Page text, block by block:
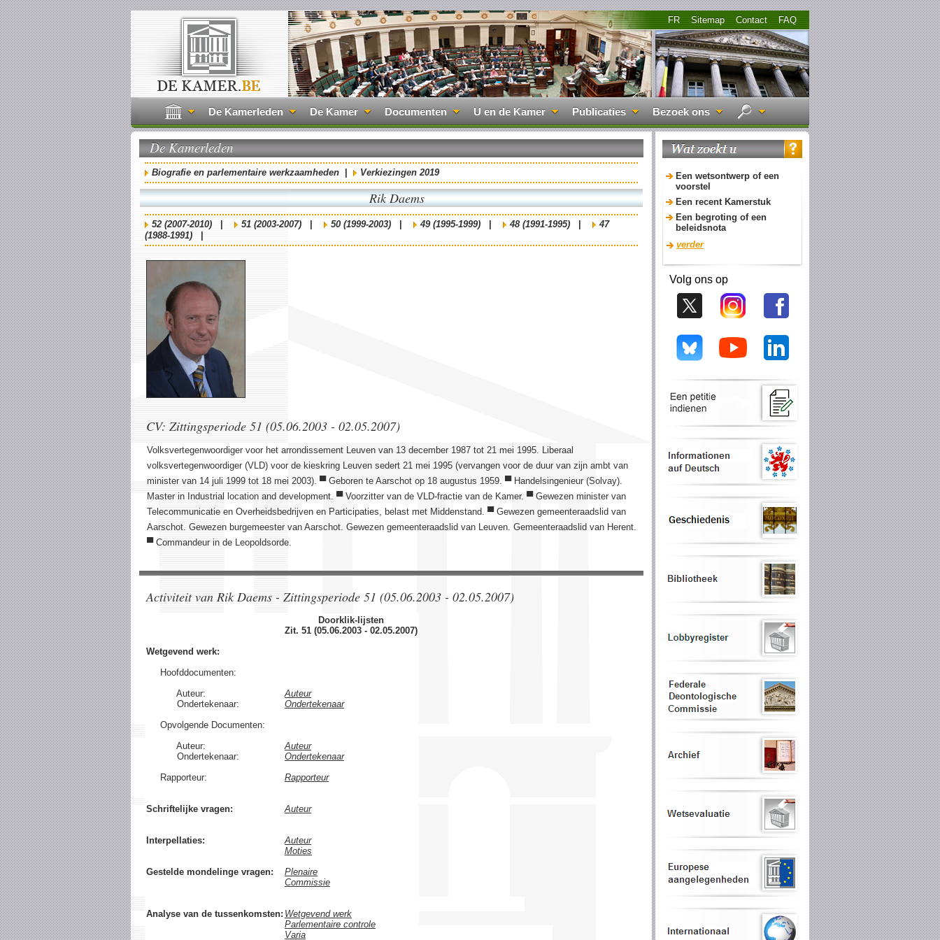
FAQ
Contact
Sitemap
FR
De Kamerleden De Kamer Documenten U en de Kamer Publicaties Bezoek ons
De Kamerleden
Biografie en parlementaire werkzaamheden Verkiezingen 2019
Rik Daems
52 (2007-2010) 51 (2003-2007) 50 (1999-2003) 49 (1995-1999) 48 (1991-1995)
47
(1988-1991)
CV: Zittingsperiode 51 (05.06.2003 - 02.05.2007)
Volksvertegenwoordiger voor het arrondissement Leuven van 13 december 1987 tot 21 mei 1995. Liberaal
volksvertegenwoordiger (VLD) voor de kieskring Leuven sedert 21 mei 1995 (vervangen voor de duur van zijn ambt van
minister van 14 juli 1999 tot 18 mei 2003). ▀ Geboren te Aarschot op 18 augustus 1959. ▀ Handelsingenieur (Solvay).
Master in Industrial location and development. ▀ Voorzitter van de VLD-fractie van de Kamer. ▀ Gewezen minister van
Telecommunicatie en Overheidsbedrijven en Participaties, belast met Middenstand. ▀ Gewezen gemeenteraadslid van
Aarschot. Gewezen burgemeester van Aarschot. Gewezen gemeenteraadslid van Leuven. Gemeenteraadslid van Herent.
▀ Commandeur in de Leopoldsorde.
Activiteit van Rik Daems - Zittingsperiode 51 (05.06.2003 - 02.05.2007)
Wetgevend werk:
Hoofddocumenten:
Auteur:
Ondertekenaar:
Opvolgende Documenten:
Auteur:
Ondertekenaar:
Rapporteur:
Schriftelijke vragen:
Interpellaties:
Gestelde mondelinge vragen:
Analyse van de tussenkomsten:
Doorklik-lijsten
Zit. 51 (05.06.2003 - 02.05.2007)
Auteur
Ondertekenaar
Auteur
Ondertekenaar
Rapporteur
Auteur
Auteur
Moties
Plenaire
Commissie
Wetgevend werk
Parlementaire controle
Varia
Een wetsontwerp of een
voorstel
Een recent Kamerstuk
Een begroting of een
beleidsnota
verder
Volg ons op